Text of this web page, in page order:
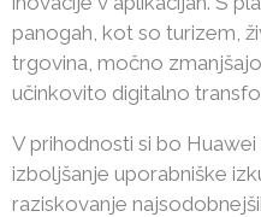
panogah, kot so turizem,
trgovina, močno
učinkovito digitalno
V prihodnosti si bo
izboljšanje uporabniške
raziskovanje